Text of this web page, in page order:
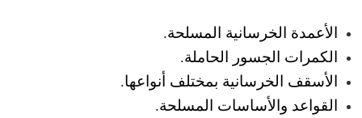
الأعمدة الخرسانية المسلحة.
الكمرات الجسور الحاملة.
الأسقف الخرسانية بمختلف أنواعها.
القواعد والأساسات المسلحة.